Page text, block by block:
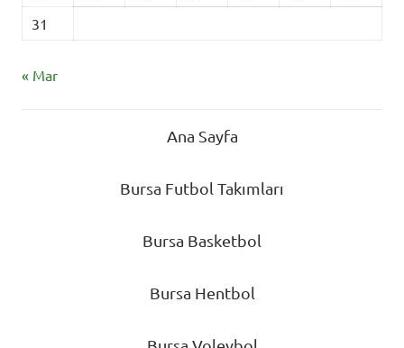
31
« Mar
Ana Sayfa
Bursa Futbol Takımları
Bursa Basketbol
Bursa Hentbol